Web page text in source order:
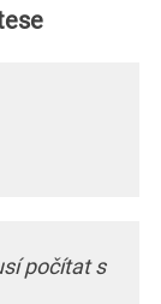
počítat s